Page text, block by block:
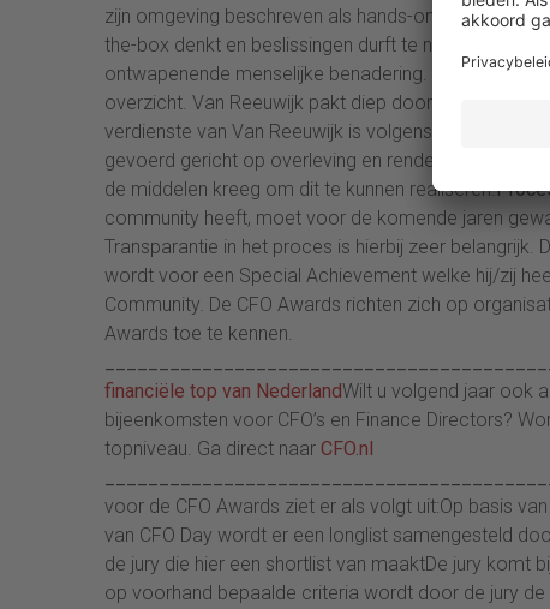
zijn omgeving beschreven als hands-on en
the-box denkt en beslissingen durft te nemen. Hij
ontwapenende menselijke benadering. Hij geeft veel
overzicht. Van Reeuwijk pakt diep door als het
verdienste van Van Reeuwijk is volgens
gevoerd gericht op overleving en
de middelen kreeg om dit te kunnen realiseren.
community heeft, moet voor de komende jaren
Transparantie in het proces is hierbij zeer
wordt voor een Special Achievement welke hij/zij
Community. De CFO Awards richten zich op
Awards toe te kennen.
financiële top van NederlandWilt u volgend jaar ook
bijeenkomsten voor CFO’s en Finance Directors?
topniveau. Ga direct naar CFO.nl
voor de CFO Awards ziet er als volgt uit:Op basis
van CFO Day wordt er een longlist samengesteld
de jury die hier een shortlist van maaktDe jury komt
op voorhand bepaalde criteria wordt door de jury